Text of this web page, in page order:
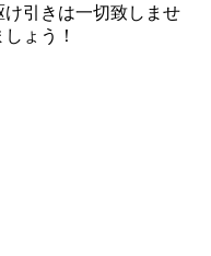
引きは一切致しませ
ょう！